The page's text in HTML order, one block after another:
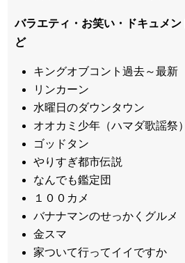
バラエティ・お笑い・ドキュメ
ど
キングオブコント過去～最新
リンカーン
水曜日のダウンタウン
オオカミ少年（ハマダ歌謡祭）
ゴッドタン
やりすぎ都市伝説
なんでも鑑定団
１００カメ
バナナマンのせっかくグルメ
金スマ
家ついて行ってイイですか